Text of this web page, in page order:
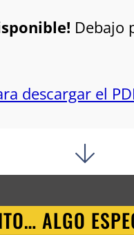
Debajo
descargar el
ALGO